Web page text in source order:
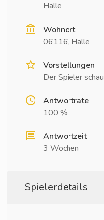
Halle
Wohnort
06116, Halle
Vorstellungen
Der Spieler
Antwortrate
100 %
Antwortzeit
3 Wochen
Spielerdetails